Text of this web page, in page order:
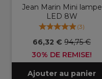
Jean Marin Mini lampe
LED 8W
(3)
66,32 € 94,75 €
30% DE REMISE!
Ajouter au panier